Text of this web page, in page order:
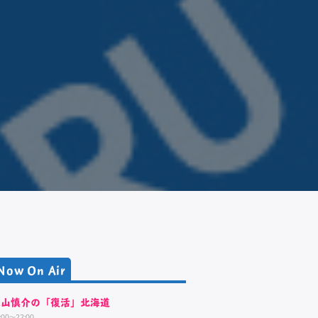
On Air
慎介の「復活」北海道